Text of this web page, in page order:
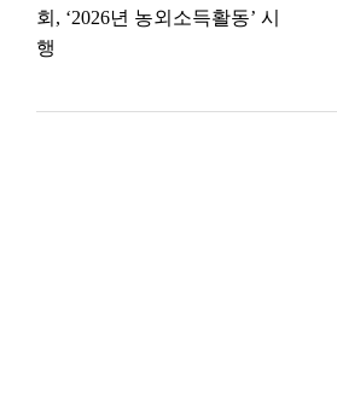
회, ‘2026년 농외소득활동’ 시
행